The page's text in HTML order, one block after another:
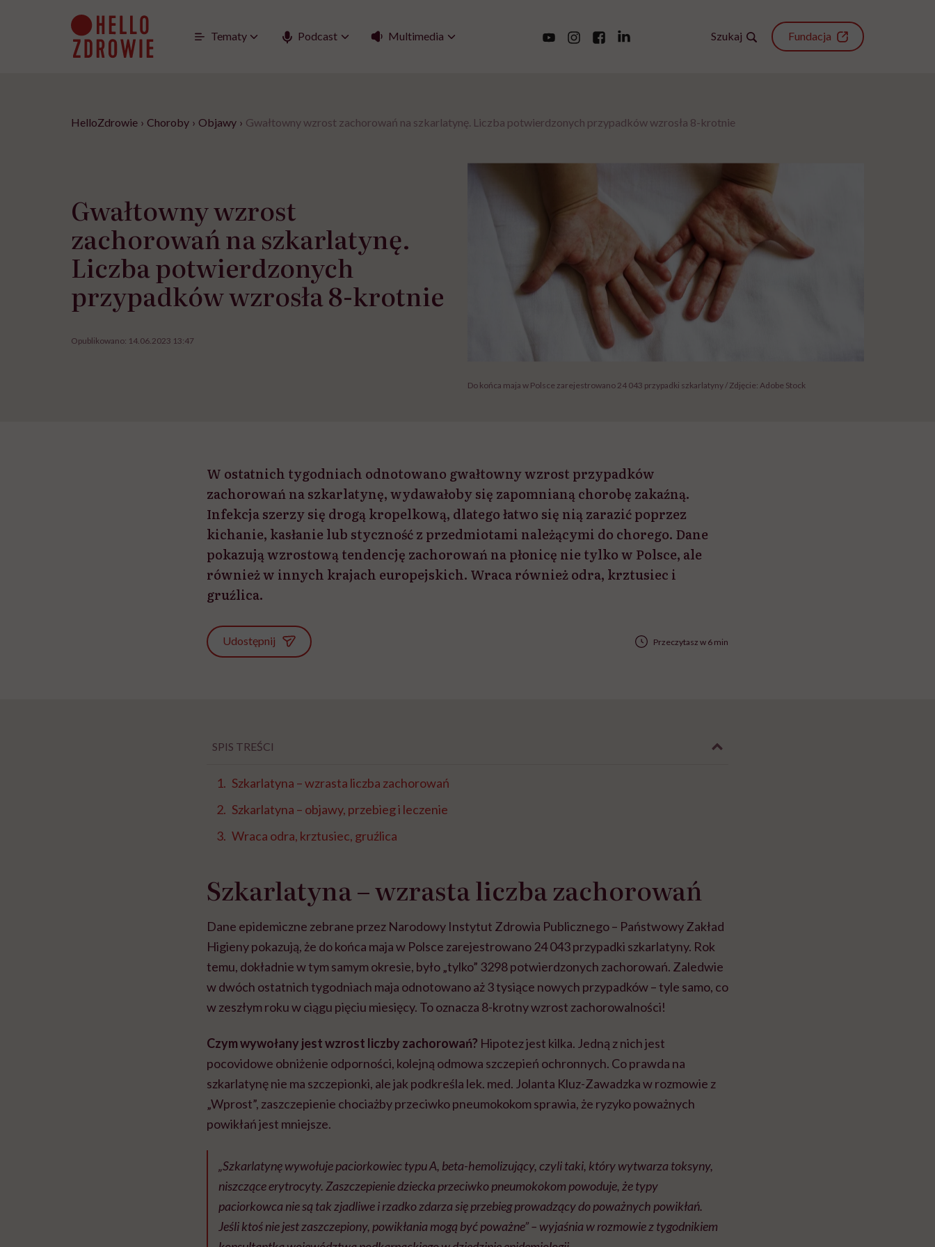
Tematy Podcast Multimedia Szukaj Fundacja
HelloZdrowie › Choroby › Objawy › Gwałtowny wzrost zachorowań na szkarlatynę. Liczba potwierdzonych przypadków wzrosła 8-krotnie
Gwałtowny wzrost
zachorowań na szkarlatynę.
Liczba potwierdzonych
przypadków wzrosła 8-krotnie
Opublikowano: 14.06.2023 13:47
Do końca maja w Polsce zarejestrowano 24 043 przypadki szkarlatyny / Zdjęcie: Adobe Stock
W ostatnich tygodniach odnotowano gwałtowny wzrost przypadków
zachorowań na szkarlatynę, wydawałoby się zapomnianą chorobę zakaźną.
Infekcja szerzy się drogą kropelkową, dlatego łatwo się nią zarazić poprzez
kichanie, kasłanie lub styczność z przedmiotami należącymi do chorego. Dane
pokazują wzrostową tendencję zachorowań na płonicę nie tylko w Polsce, ale
również w innych krajach europejskich. Wraca również odra, krztusiec i
gruźlica.
Udostępnij Przeczytasz w 6 min
SPIS TREŚCI
Szkarlatyna – wzrasta liczba zachorowań
Szkarlatyna – objawy, przebieg i leczenie
Wraca odra, krztusiec, gruźlica
Szkarlatyna – wzrasta liczba zachorowań
Dane epidemiczne zebrane przez Narodowy Instytut Zdrowia Publicznego – Państwowy Zakład
Higieny pokazują, że do końca maja w Polsce zarejestrowano 24 043 przypadki szkarlatyny. Rok
temu, dokładnie w tym samym okresie, było „tylko” 3298 potwierdzonych zachorowań. Zaledwie
w dwóch ostatnich tygodniach maja odnotowano aż 3 tysiące nowych przypadków – tyle samo, co
w zeszłym roku w ciągu pięciu miesięcy. To oznacza 8-krotny wzrost zachorowalności!
Czym wywołany jest wzrost liczby zachorowań? Hipotez jest kilka. Jedną z nich jest
pocovidowe obniżenie odporności, kolejną odmowa szczepień ochronnych. Co prawda na
szkarlatynę nie ma szczepionki, ale jak podkreśla lek. med. Jolanta Kluz-Zawadzka w rozmowie z
„Wprost”, zaszczepienie chociażby przeciwko pneumokokom sprawia, że ryzyko poważnych
powikłań jest mniejsze.
„Szkarlatynę wywołuje paciorkowiec typu A, beta-hemolizujący, czyli taki, który wytwarza toksyny,
niszczące erytrocyty. Zaszczepienie dziecka przeciwko pneumokokom powoduje, że typy
paciorkowca nie są tak zjadliwe i rzadko zdarza się przebieg prowadzący do poważnych powikłań.
Jeśli ktoś nie jest zaszczepiony, powikłania mogą być poważne” – wyjaśnia w rozmowie z tygodnikiem